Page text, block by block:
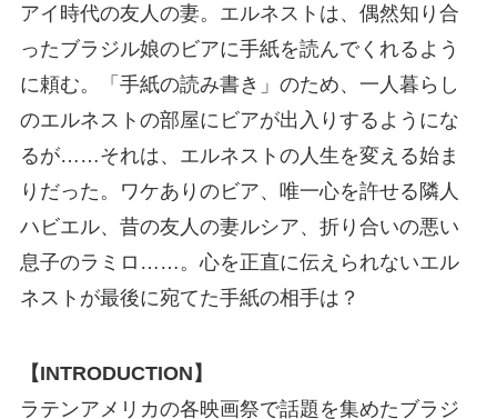
アイ時代の友人の妻。エルネストは、偶然知り合
ったブラジル娘のビアに手紙を読んでくれるよう
に頼む。「手紙の読み書き」のため、一人暮らし
のエルネストの部屋にビアが出入りするようにな
るが……それは、エルネストの人生を変える始ま
りだった。ワケありのビア、唯一心を許せる隣人
ハビエル、昔の友人の妻ルシア、折り合いの悪い
息子のラミロ……。心を正直に伝えられないエル
ネストが最後に宛てた手紙の相手は？
【INTRODUCTION】
ラテンアメリカの各映画祭で話題を集めたブラジ